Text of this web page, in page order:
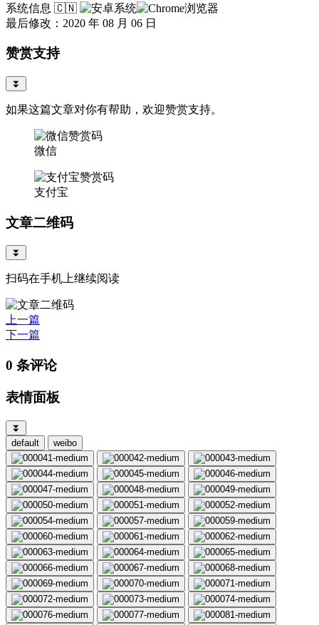
系统信息 🇨🇳
最后修改：2020 年 08 月 06 日
赞赏支持
⏬
如果这篇文章对你有帮助，欢迎赞赏支持。
微信
支付宝
文章二维码
⏬
扫码在手机上继续阅读
上一篇
下一篇
0 条评论
表情面板
⏬
default
weibo